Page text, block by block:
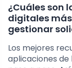
¿Cuáles son
digitales
gestionar
Los mejores
aplicaciones de